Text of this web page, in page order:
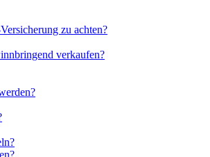
zu achten?
verkaufen?